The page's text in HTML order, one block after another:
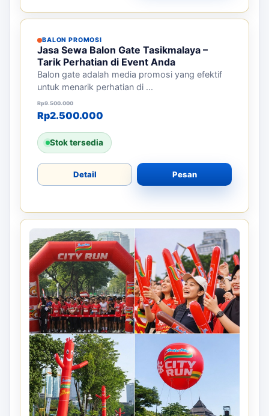
BALON PROMOSI
Pemasangan Balon Promosi Tasikmalaya
– Tarik Perhatian Lebih Banyak
Balon promosi adalah media efektif untuk
Rp11.000.000
Harga aslinya adalah: Rp11.000.000.
Harga saat ini adalah: Rp4.500.000.
Stok tersedia
Detail Pesan